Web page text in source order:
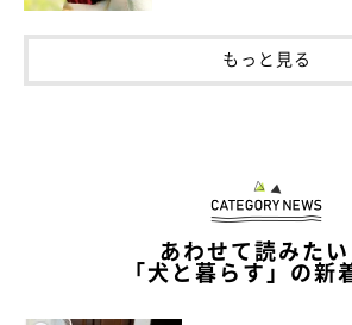
もっと見る
あわせて読みたい
「犬と暮らす」の新